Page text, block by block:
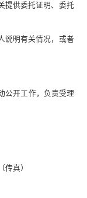
提供委托证明、委托
说明有关情况，或者
公开工作，负责受理
传真）